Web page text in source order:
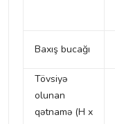
Baxış bucağı
Tövsiyə
olunan
qətnamə (H x